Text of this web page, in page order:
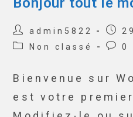
admin5822
Non classé
0
Bienvenue sur
est votre